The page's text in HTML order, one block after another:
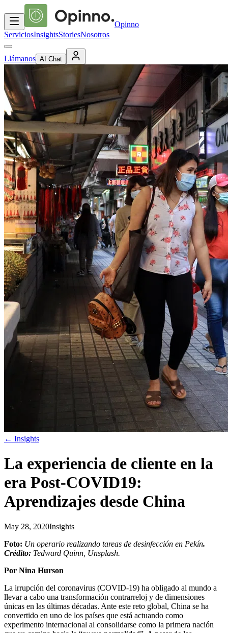
Opinno
ServiciosInsightsStoriesNosotros
Llámanos AI Chat
← Insights
La experiencia de cliente en la
era Post-COVID19:
Aprendizajes desde China
May 28, 2020Insights
Foto: Un operario realizando tareas de desinfección en Pekín.
Crédito: Tedward Quinn, Unsplash.
Por Nina Hurson
La irrupción del coronavirus (COVID-19) ha obligado al mundo a
llevar a cabo una transformación contrarreloj y de dimensiones
únicas en las últimas décadas. Ante este reto global, China se ha
convertido en uno de los países que está actuando como
experimento internacional al consolidarse como la primera nación